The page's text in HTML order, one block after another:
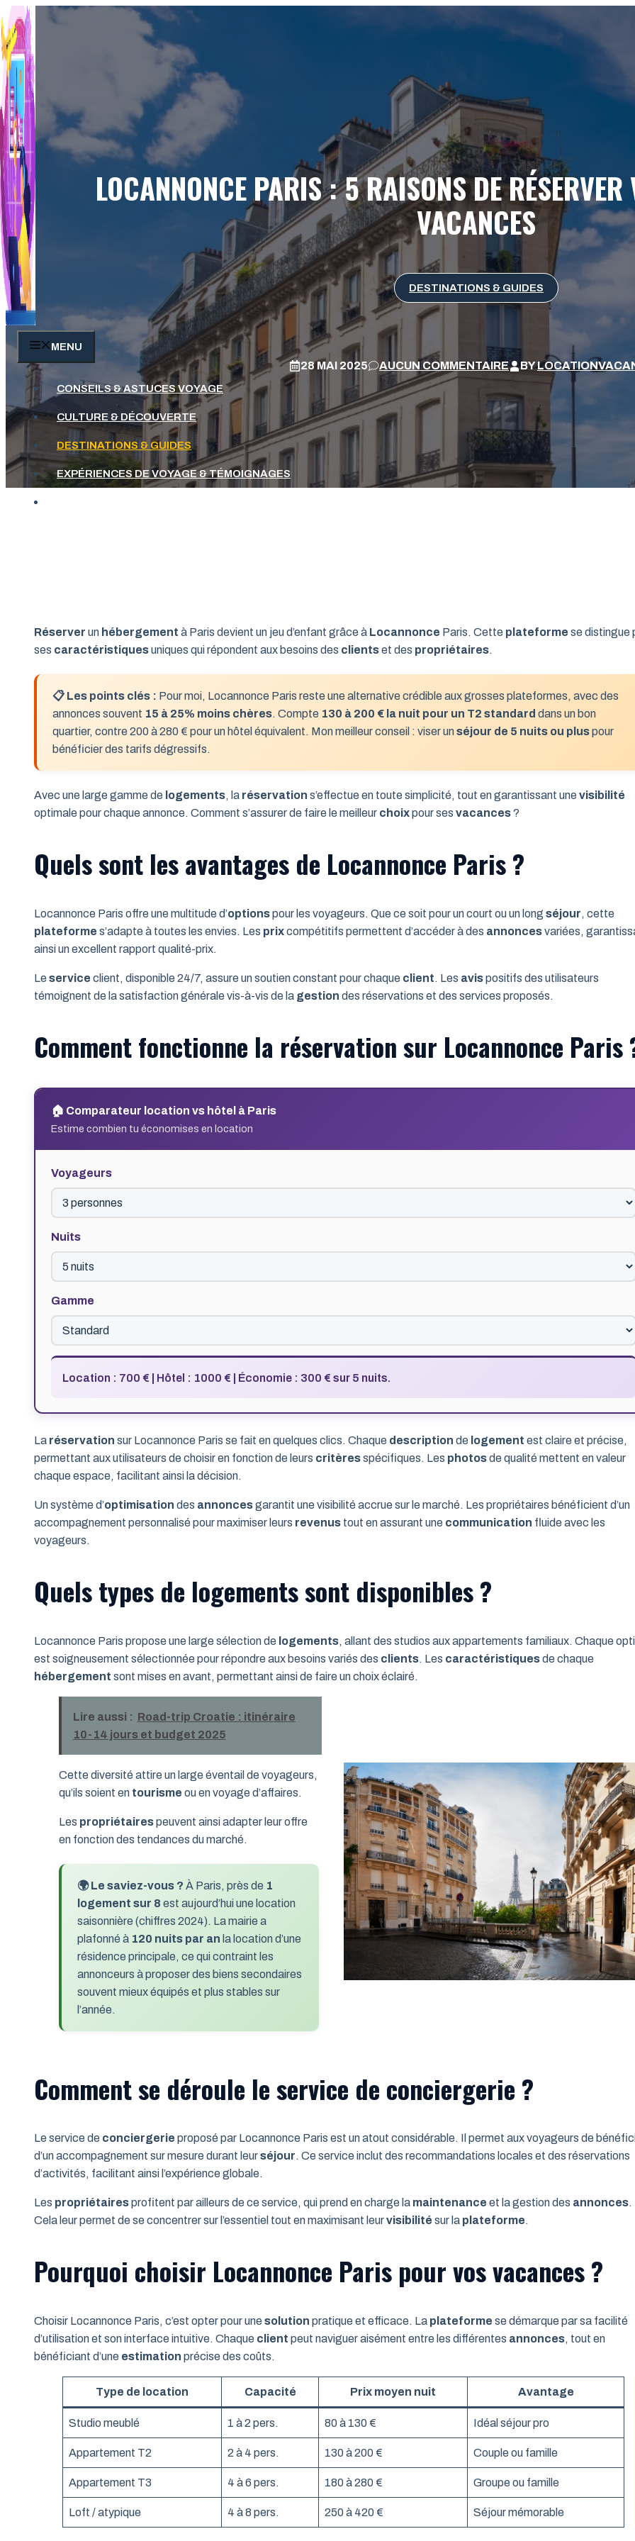
Aller
au
contenu
MENU
CONSEILS & ASTUCES VOYAGE
CULTURE & DÉCOUVERTE
DESTINATIONS & GUIDES
EXPÉRIENCES DE VOYAGE & TÉMOIGNAGES
LOCANNONCE PARIS : 5 RAISONS DE RÉSERVER
VACANCES
DESTINATIONS & GUIDES
28 MAI 2025 AUCUN COMMENTAIRE BY
Réserver un hébergement à Paris devient un jeu d’enfant grâce à Locannonce Paris. Cette plateforme se distingue
ses caractéristiquesuniques qui répondent aux besoins des clientset des propriétaires.
📋 Les points clés : Pour moi, Locannonce Paris reste une alternative crédible aux grosses plateformes, avec des
annonces souvent 15 à 25% moins chères. Compte 130 à 200 € la nuit pour un T2 standard dans un bon
quartier, contre 200 à 280 € pour un hôtel équivalent. Mon meilleur conseil : viser unséjour de 5 nuits ou pluspour
bénéficier des tarifs dégressifs.
Avec une large gamme de logements, la réservation s’effectue en toute simplicité, tout en garantissant une visibilité
optimale pour chaque annonce. Comment s’assurer de faire le meilleur choixpour ses vacances?
Quels sont les avantages de Locannonce Paris ?
Locannonce Paris offre une multitude d’optionspour les voyageurs. Que ce soit pour un court ou un long séjour, cette
plateforme s’adapte à toutes les envies. Les prixcompétitifs permettent d’accéder à des annoncesvariées,
ainsi un excellent rapport qualité-prix.
Le service client, disponible 24/7, assure un soutien constant pour chaque client. Les avispositifs des utilisateurs
témoignent de la satisfaction générale vis-à-vis de la gestion des réservations et des services proposés.
Comment fonctionne la réservation sur Locannonce Paris
🏠 Comparateur location vs hôtel à Paris
Estime combien tu économises en location
Voyageurs
Nuits
Gamme
Location : 700 € | Hôtel : 1000 € | Économie : 300 € sur 5 nuits.
La réservation sur Locannonce Paris se fait en quelques clics. Chaque description de logement est claire et précise,
permettant aux utilisateurs de choisir en fonction de leurs critèresspécifiques. Les photosde qualité mettent en valeur
chaque espace, facilitant ainsi la décision.
Un système d’optimisation des annoncesgarantit une visibilité accrue sur le marché. Les propriétaires bénéficient d’un
accompagnement personnalisé pour maximiser leurs revenus tout en assurant une communication fluide avec les
voyageurs.
Quels types de logements sont disponibles ?
Locannonce Paris propose une large sélection de logements, allant des studios aux appartements familiaux. Chaque
est soigneusement sélectionnée pour répondre aux besoins variés des clients. Les caractéristiquesde chaque
hébergement sont mises en avant, permettant ainsi de faire un choix éclairé.
Lire aussi : Road-trip Croatie : itinéraire
10-14 jours et budget 2025
Cette diversité attire un large éventail de voyageurs,
qu’ils soient en tourisme ou en voyage d’affaires.
Les propriétairespeuvent ainsi adapter leur offre
en fonction des tendances du marché.
🌍 Le saviez-vous ? À Paris, près de 1
logement sur 8 est aujourd’hui une location
saisonnière (chiffres 2024). La mairie a
plafonné à 120 nuits par an la location d’une
résidence principale, ce qui contraint les
annonceurs à proposer des biens secondaires
souvent mieux équipés et plus stables sur
l’année.
Comment se déroule le service de conciergerie ?
Le service de conciergerie proposé par Locannonce Paris est un atout considérable. Il permet aux voyageurs de
d’un accompagnement sur mesure durant leurséjour. Ce service inclut des recommandations locales et des réservations
d’activités, facilitant ainsi l’expérience globale.
Les propriétairesprofitent par ailleurs de ce service, qui prend en charge la maintenance et la gestion des annonces.
Cela leur permet de se concentrer sur l’essentiel tout en maximisant leurvisibilité sur la plateforme.
Pourquoi choisir Locannonce Paris pour vos vacances ?
Choisir Locannonce Paris, c’est opter pour une solution pratique et efficace. La plateforme se démarque par sa facilité
d’utilisation et son interface intuitive. Chaque client peut naviguer aisément entre les différentes annonces, tout en
bénéficiant d’une estimation précise des coûts.
Type de location Capacité Prix moyen nuit Avantage
Studio meublé 1 à 2 pers. 80 à 130 € Idéal séjour pro
Appartement T2 2 à 4 pers. 130 à 200 € Couple ou famille
Appartement T3 4 à 6 pers. 180 à 280 € Groupe ou famille
Loft / atypique 4 à 8 pers. 250 à 420 € Séjour mémorable